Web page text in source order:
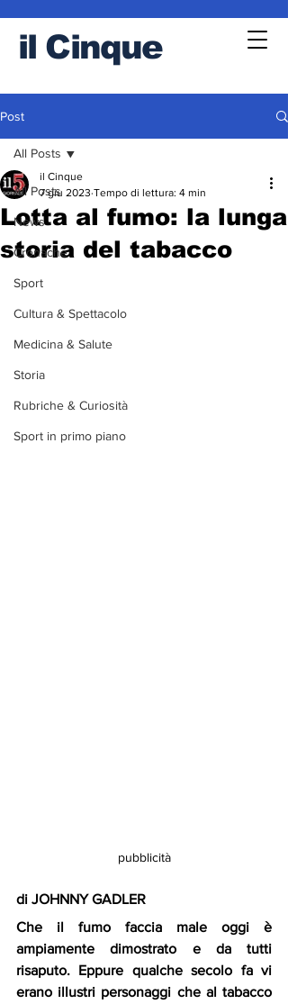
il Cinque
Post
All Posts
News
Cronache
Sport
Cultura & Spettacolo
Medicina & Salute
Storia
Rubriche & Curiosità
Sport in primo piano
All Posts
Lotta al fumo: la lunga
storia del tabacco
il Cinque
7 giu 2023 Tempo di lettura: 4 min
pubblicità
di JOHNNY GADLER
Che il fumo faccia male oggi è
ampiamente dimostrato e da tutti
risaputo. Eppure qualche secolo fa vi
erano illustri personaggi che al tabacco